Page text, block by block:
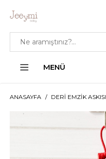
MENÜ
ANASAYFA DERI EMZIK ASKISI